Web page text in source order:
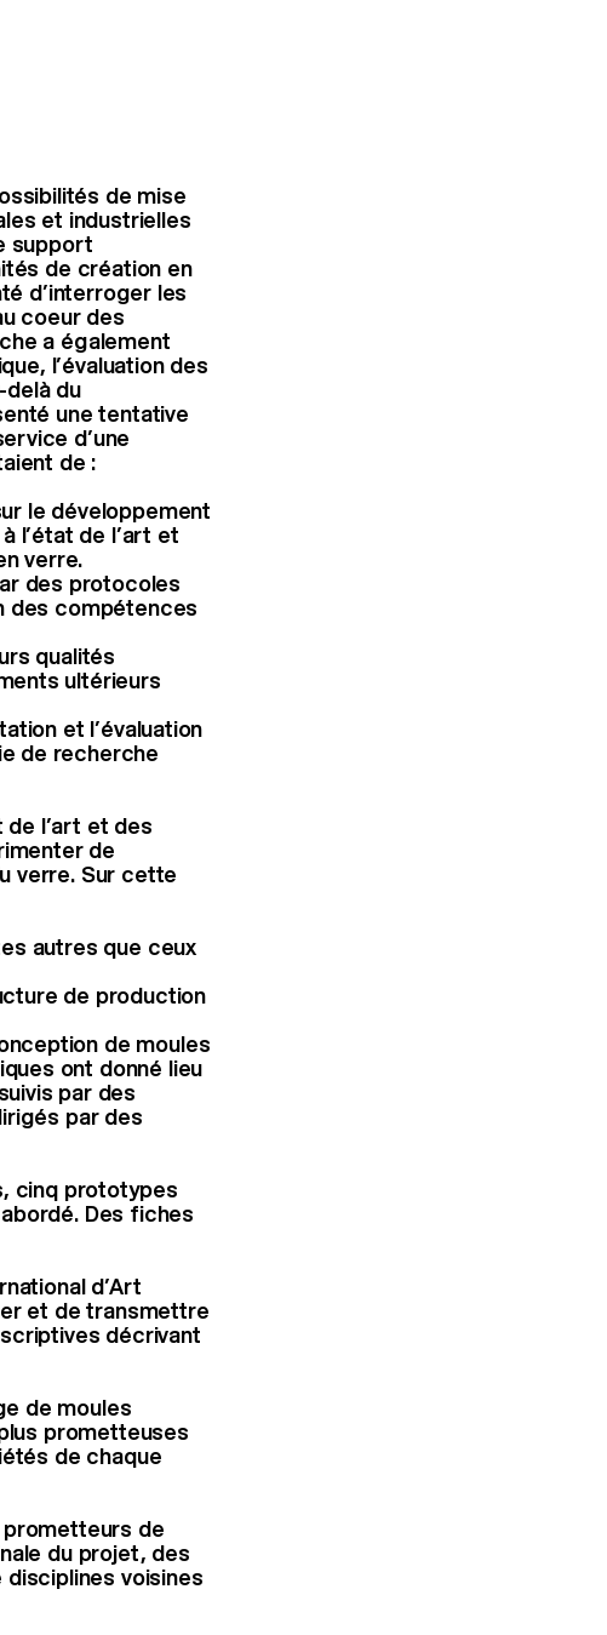
de mise
et industrielles
support
de création en
d’interroger les
coeur des
a également
l’évaluation des
du
une tentative
d’une
de :
le développement
l’état de l’art et
verre.
des protocoles
des compétences
qualités
ultérieurs
et l’évaluation
de recherche
de l’art et des
de
verre. Sur cette
autres que ceux
de production
de moules
ont donné lieu
par des
par des
cinq prototypes
Des fiches
d’Art
et de transmettre
décrivant
de moules
prometteuses
de chaque
prometteurs de
du projet, des
voisines